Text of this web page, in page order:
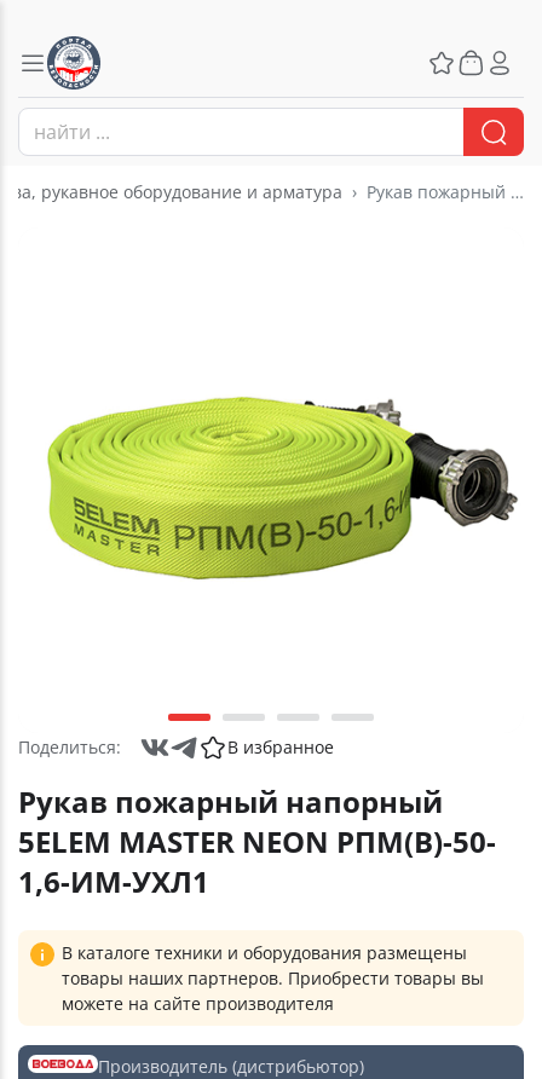
рукавное оборудование и арматура Рукав пожарный напорный 5ELEM MASTER NEON РПМ(В)-50-1,6-ИМ-УХЛ1
Поделиться: В избранное
Рукав пожарный напорный
5ELEM MASTER NEON РПМ(В)-50-
1,6-ИМ-УХЛ1
В каталоге техники и оборудования размещены
товары наших партнеров. Приобрести товары вы
можете на сайте производителя
Производитель (дистрибьютор)